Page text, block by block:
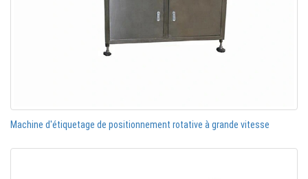
Machine d'étiquetage de positionnement rotative à grande vitesse